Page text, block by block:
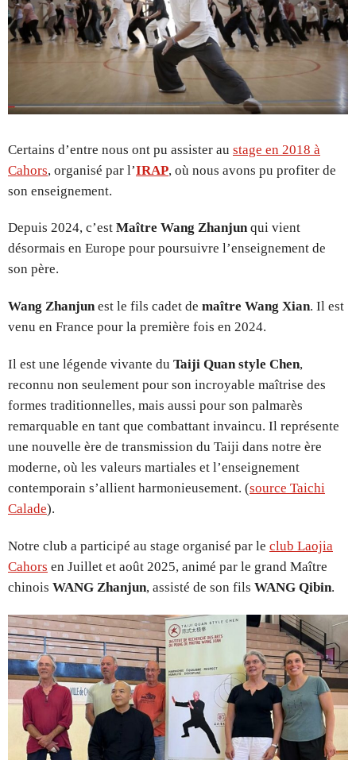
Certains d’entre nous ont pu assister au stage en 2018 à
Cahors, organisé par l’IRAP, où nous avons pu profiter de
son enseignement.
Depuis 2024, c’est Maître Wang Zhanjunqui vient
désormais en Europe pour poursuivre l’enseignement de
son père.
Wang Zhanjunest le fils cadet de maître Wang Xian. Il est
venu en France pour la première fois en 2024.
Il est une légende vivante du Taiji Quan style Chen,
reconnu non seulement pour son incroyable maîtrise des
formes traditionnelles, mais aussi pour son palmarès
remarquable en tant que combattant invaincu. Il représente
une nouvelle ère de transmission du Taiji dans notre ère
moderne, où les valeurs martiales et l’enseignement
contemporain s’allient harmonieusement. (source Taichi
Calade).
Notre club a participé au stage organisé par le club Laojia
Cahors en Juillet et août 2025, animé par le grand Maître
chinois WANG Zhanjun, assisté de son fils WANG Qibin.